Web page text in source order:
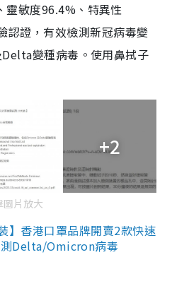
靈敏度96.4%、特異性
認證，有效檢測新冠病毒變
變種病毒。使用鼻拭子
+2
圖片放大
】香港口罩品牌開賣2款快速
Delta/Omicron病毒